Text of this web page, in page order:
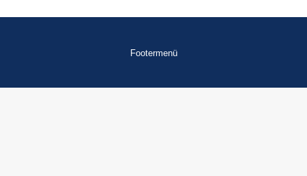
Footermenü